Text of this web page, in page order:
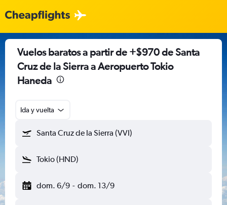
Vuelos baratos a partir de +$970 de Santa
Cruz de la Sierra a Aeropuerto Tokio
Haneda
Ida y vuelta
Santa Cruz de la Sierra (VVI)
Tokio (HND)
dom. 6/9 - dom. 13/9